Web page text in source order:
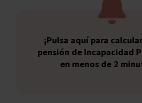
¡Pulsa aquí para
pensión de Incapacidad
en menos de 2